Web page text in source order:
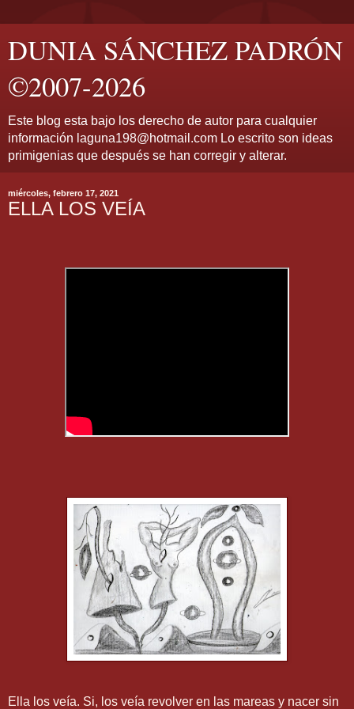
DUNIA SÁNCHEZ PADRÓN
©2007-2026
Este blog esta bajo los derecho de autor para cualquier
información laguna198@hotmail.com Lo escrito son ideas
primigenias que después se han corregir y alterar.
miércoles, febrero 17, 2021
ELLA LOS VEÍA
Ella los veía. Si, los veía revolver en las mareas y nacer sin